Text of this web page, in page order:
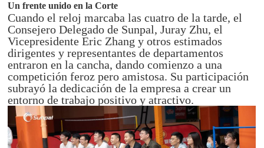
Un frente unido en la Corte
Cuando el reloj marcaba las cuatro de la tarde, el
Consejero Delegado de Sunpal, Juray Zhu, el
Vicepresidente Eric Zhang y otros estimados
dirigentes y representantes de departamentos
entraron en la cancha, dando comienzo a una
competición feroz pero amistosa. Su participación
subrayó la dedicación de la empresa a crear un
entorno de trabajo positivo y atractivo.